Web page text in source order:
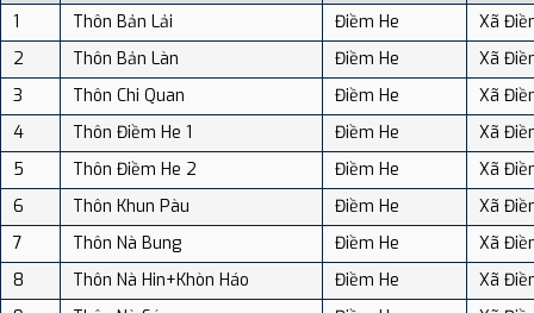
1
Thôn Bản Lải Điềm He
Xã
2
Thôn Bản Làn Điềm He
Xã
3
Thôn Chi Quan Điềm He
Xã
4
Thôn Điềm He 1 Điềm He
Xã
5
Thôn Điềm He 2 Điềm He
Xã
6
Thôn Khun Pàu Điềm He
Xã
7
Thôn Nà Bung Điềm He
Xã
8
Thôn Nà Hin+Khòn Háo Điềm He
Xã